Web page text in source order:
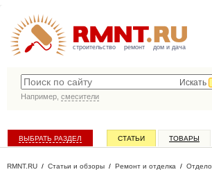
строительство ремонт дом и дача
Искать
Например, смесители
ВЫБРАТЬ РАЗДЕЛ СТАТЬИ ТОВАРЫ
RMNT.RU / Статьи и обзоры / Ремонт и отделка /